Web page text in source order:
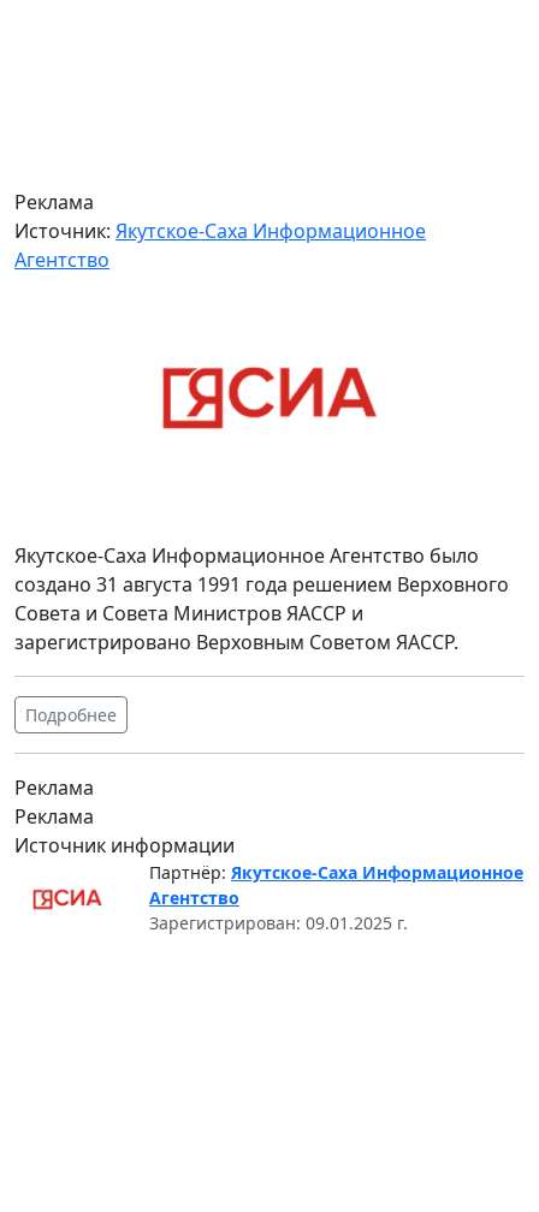
Реклама
Источник: Якутское-Саха Информационное
Агентство
Якутское-Саха Информационное Агентство было
создано 31 августа 1991 года решением Верховного
Совета и Совета Министров ЯАССР и
зарегистрировано Верховным Советом ЯАССР.
Подробнее
Реклама
Реклама
Источник информации
Партнёр: Якутское-Саха Информационное
Агентство
Зарегистрирован: 09.01.2025 г.